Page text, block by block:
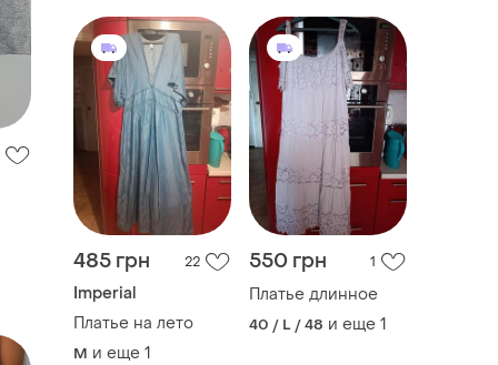
485 грн 22
Imperial
Платье на лето
M и еще 1
550 грн 1
Платье длинное
40 / L / 48 и еще 1